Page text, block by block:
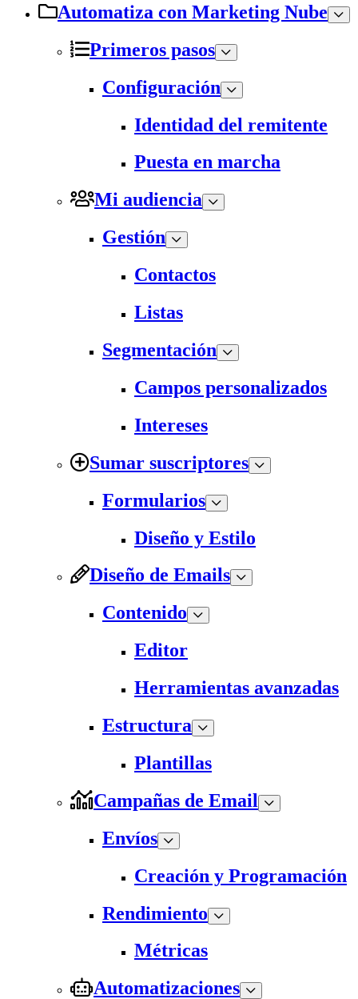
Automatiza con Marketing Nube
Primeros pasos
Configuración
Identidad del remitente
Puesta en marcha
Mi audiencia
Gestión
Contactos
Listas
Segmentación
Campos personalizados
Intereses
Sumar suscriptores
Formularios
Diseño y Estilo
Diseño de Emails
Contenido
Editor
Herramientas avanzadas
Estructura
Plantillas
Campañas de Email
Envíos
Creación y Programación
Rendimiento
Métricas
Automatizaciones